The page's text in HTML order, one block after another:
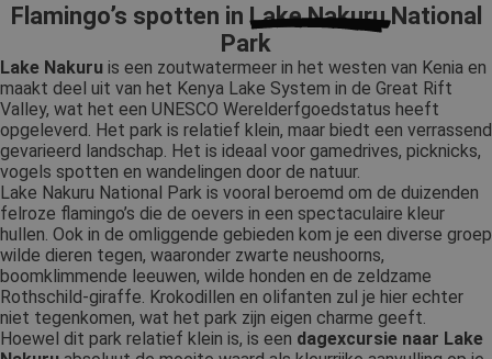
Flamingo’s spotten in Lake NakuruNational
Park
Lake Nakuru is een zoutwatermeer in het westen van Kenia en
maakt deel uit van het Kenya Lake System in de Great Rift
Valley, wat het een UNESCO Werelderfgoedstatus heeft
opgeleverd. Het park is relatief klein, maar biedt een verrassend
gevarieerd landschap. Het is ideaal voor gamedrives, picknicks,
vogels spotten en wandelingen door de natuur.
Lake Nakuru National Park is vooral beroemd om de duizenden
felroze flamingo’s die de oevers in een spectaculaire kleur
hullen. Ook in de omliggende gebieden kom je een diverse groep
wilde dieren tegen, waaronder zwarte neushoorns,
boomklimmende leeuwen, wilde honden en de zeldzame
Rothschild-giraffe. Krokodillen en olifanten zul je hier echter
niet tegenkomen, wat het park zijn eigen charme geeft.
Hoewel dit park relatief klein is, is een dagexcursie naar Lake